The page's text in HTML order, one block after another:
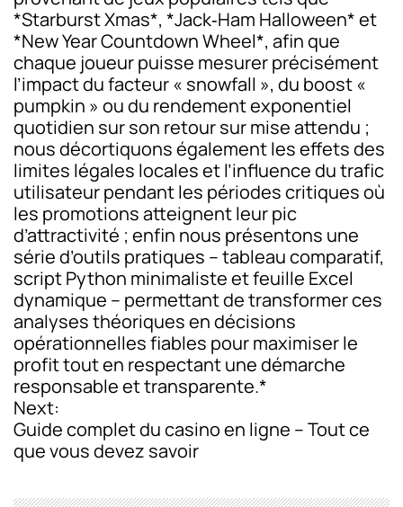
i
g
a
t
i
o
n
*Starburst Xmas*, *Jack‑Ham Halloween* et
*New Year Countdown Wheel*, afin que
chaque joueur puisse mesurer précisément
l’impact du facteur « snowfall », du boost «
pumpkin » ou du rendement exponentiel
quotidien sur son retour sur mise attendu ;
nous décortiquons également les effets des
limites légales locales et l’influence du trafic
utilisateur pendant les périodes critiques où
les promotions atteignent leur pic
d’attractivité ; enfin nous présentons une
série d’outils pratiques – tableau comparatif,
script Python minimaliste et feuille Excel
dynamique – permettant de transformer ces
analyses théoriques en décisions
opérationnelles fiables pour maximiser le
profit tout en respectant une démarche
responsable et transparente.*
Next:
Guide complet du casino en ligne – Tout ce
que vous devez savoir